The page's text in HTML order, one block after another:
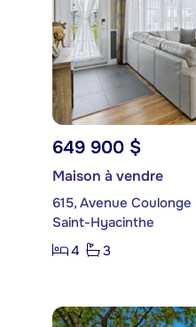
649 900 $
Maison à vendre
615, Avenue Coulonge
Saint-Hyacinthe
4
3